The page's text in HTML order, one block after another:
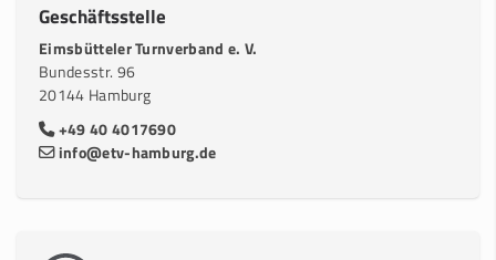
Geschäftsstelle
Eimsbütteler Turnverband e. V.
Bundesstr. 96
20144 Hamburg
+49 40 4017690
info@etv-hamburg.de